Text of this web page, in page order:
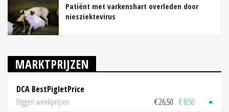
Patiënt met varkenshart overleden door
niesziektevirus
MARKTPRIJZEN
DCA BestPigletPrice
Biggen weekprijzen
€ 26,50 € 0,50